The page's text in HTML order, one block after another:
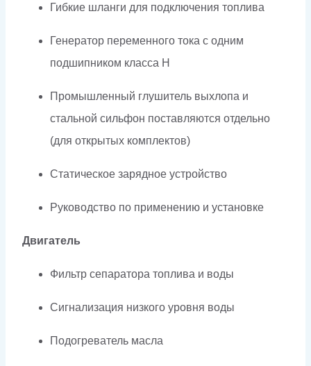
Гибкие шланги для подключения топлива
Генератор переменного тока с одним
подшипником класса H
Промышленный глушитель выхлопа и
стальной сильфон поставляются отдельно
(для открытых комплектов)
Статическое зарядное устройство
Руководство по применению и установке
Двигатель
Фильтр сепаратора топлива и воды
Сигнализация низкого уровня воды
Подогреватель масла